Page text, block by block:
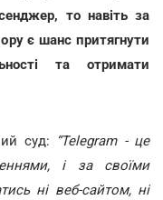
то навіть за
є шанс притягнути
та отримати
суд: “Telegram - це
і за своїми
ні веб-сайтом, ні